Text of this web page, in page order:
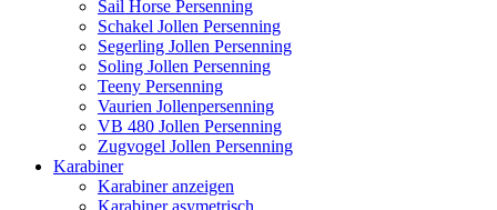
Sail Horse Persenning
Schakel Jollen Persenning
Segerling Jollen Persenning
Soling Jollen Persenning
Teeny Persenning
Vaurien Jollenpersenning
VB 480 Jollen Persenning
Zugvogel Jollen Persenning
Karabiner
Karabiner anzeigen
Karabiner asymetrisch